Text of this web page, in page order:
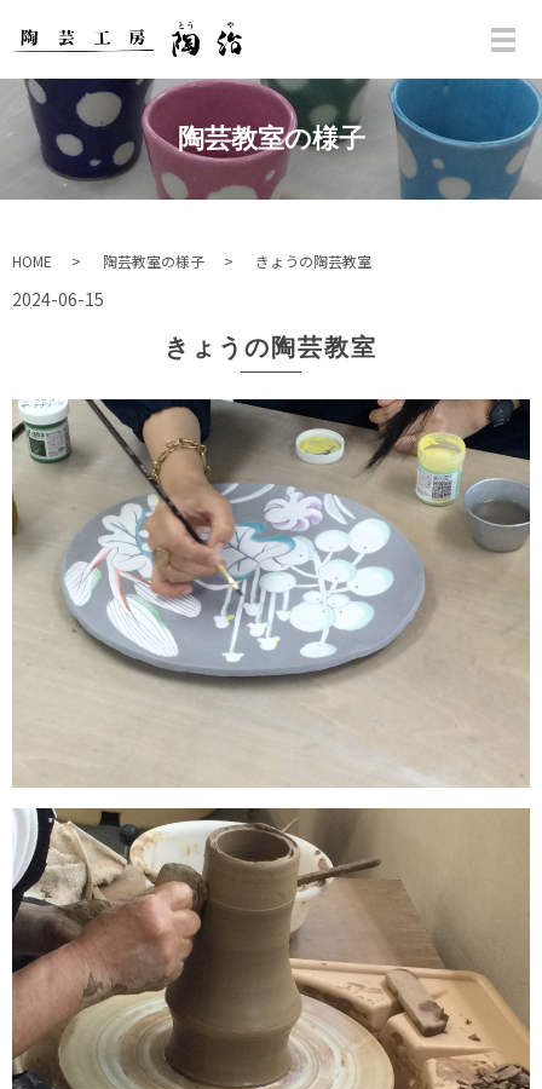
陶芸教室の様子
HOME 陶芸教室の様子 きょうの陶芸教室
2024-06-15
きょうの陶芸教室